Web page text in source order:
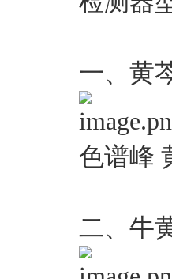
一、黄
色谱峰
二、牛